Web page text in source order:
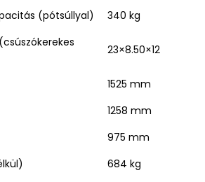
(pótsúllyal)
340 kg
23×8.50×12
1525 mm
1258 mm
975 mm
684 kg